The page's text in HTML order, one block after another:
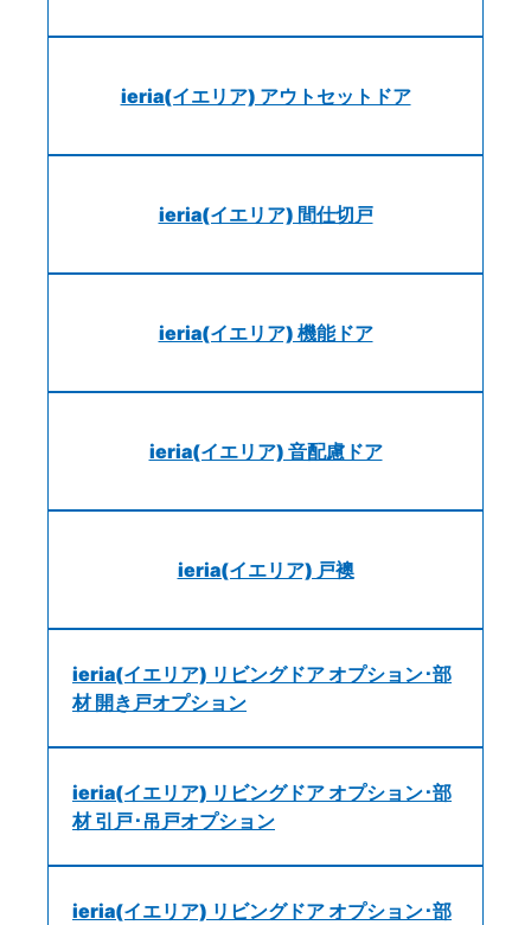
ieria(イエリア) アウトセットドア
ieria(イエリア) 間仕切戸
ieria(イエリア) 機能ドア
ieria(イエリア) 音配慮ドア
ieria(イエリア) 戸襖
ieria(イエリア) リビングドア オプション･部
材 開き戸オプション
ieria(イエリア) リビングドア オプション･部
材 引戸･吊戸オプション
ieria(イエリア) リビングドア オプション･部